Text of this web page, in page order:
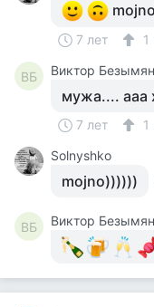
7 лет 1
ВБ Виктор
мужа.... ааа
7 лет
1
Solnyshko
mojno))))))
ВБ
Виктор